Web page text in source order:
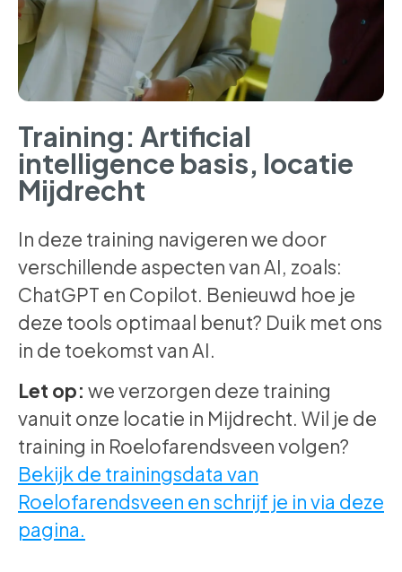
Training: Artificial
intelligence basis, locatie
Mijdrecht
In deze training navigeren we door
verschillende aspecten van AI, zoals:
ChatGPT en Copilot. Benieuwd hoe je
deze tools optimaal benut? Duik met ons
in de toekomst van AI.
Let op: we verzorgen deze training
vanuit onze locatie in Mijdrecht. Wil je de
training in Roelofarendsveen volgen?
Bekijk de trainingsdata van
Roelofarendsveen en schrijf je in via deze
pagina.